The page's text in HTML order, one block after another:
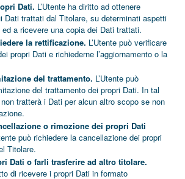
Dati. L’Utente ha diritto ad ottenere
Dati trattati dal Titolare, su determinati aspetti
a ricevere una copia dei Dati trattati.
la rettificazione. L’Utente può verificare
propri Dati e richiederne l’aggiornamento o la
del trattamento. L’Utente può
del trattamento dei propri Dati. In tal
tratterà i Dati per alcun altro scopo se non
o rimozione dei propri Dati
può richiedere la cancellazione dei propri
Titolare.
Dati o farli trasferire ad altro titolare.
di ricevere i propri Dati in formato